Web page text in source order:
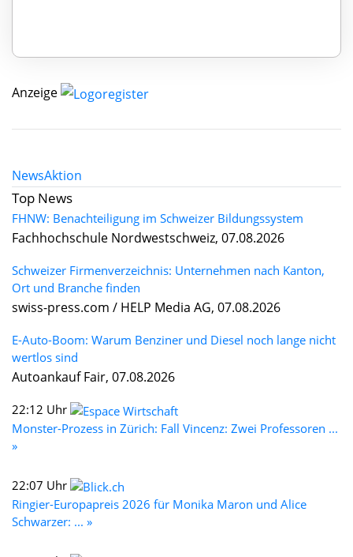
Anzeige
NewsAktion
Top News
FHNW: Benachteiligung im Schweizer Bildungssystem
Fachhochschule Nordwestschweiz, 07.08.2026
Schweizer Firmenverzeichnis: Unternehmen nach Kanton,
Ort und Branche finden
swiss-press.com / HELP Media AG, 07.08.2026
E-Auto-Boom: Warum Benziner und Diesel noch lange nicht
wertlos sind
Autoankauf Fair, 07.08.2026
22:12 Uhr
Monster-Prozess in Zürich: Fall Vincenz: Zwei Professoren ...
»
22:07 Uhr
Ringier-Europapreis 2026 für Monika Maron und Alice
Schwarzer: ... »